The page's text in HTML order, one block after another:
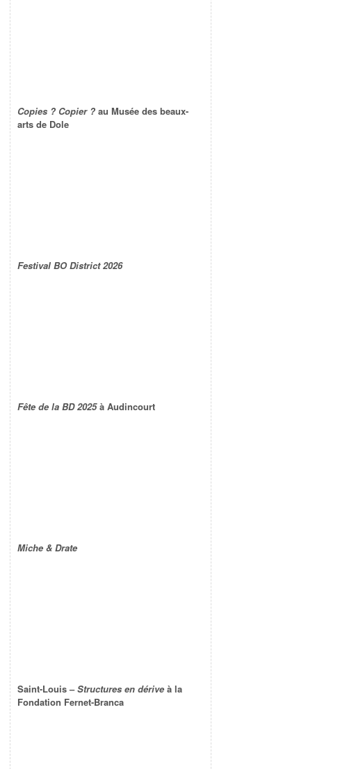
Copies ? Copier ? au Musée des beaux-
arts de Dole
Festival BO District 2026
Fête de la BD 2025à Audincourt
Miche & Drate
Saint-Louis –Structures en dérive à la
Fondation Fernet-Branca